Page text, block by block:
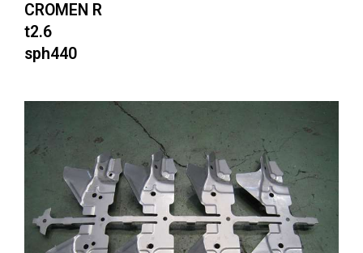
CROMEN R
t2.6
sph440